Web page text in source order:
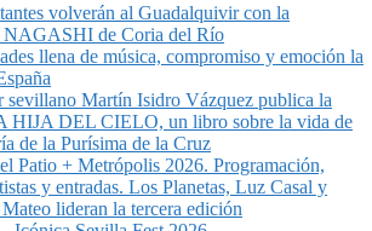
volverán al Guadalquivir con la
NAGASHI de Coria del Río
llena de música, compromiso y emoción la
sevillano Martín Isidro Vázquez publica la
HIJA DEL CIELO, un libro sobre la vida de
de la Purísima de la Cruz
Patio + Metrópolis 2026. Programación,
y entradas. Los Planetas, Luz Casal y
lideran la tercera edición